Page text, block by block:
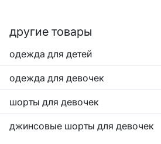
другие товары
одежда для детей
одежда для девочек
шорты для девочек
джинсовые шорты для девочек